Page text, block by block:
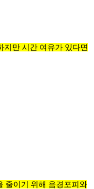
지만 시간 여유가 있다면
줄이기 위해 음경포피와